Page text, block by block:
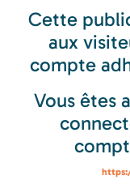
Cette
aux
compte
Vous êtes